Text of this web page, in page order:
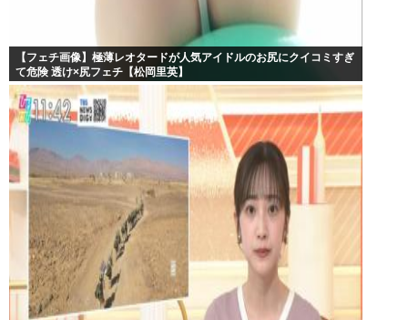
【フェチ画像】極薄レオタードが人気アイドルのお尻にクイコミすぎ
て危険 透け×尻フェチ【松岡里英】